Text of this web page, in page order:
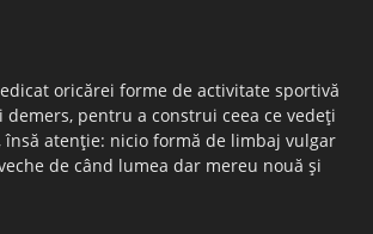
oricărei forme de activitate sportivă
pentru a construi ceea ce vedeţi
atenţie: nicio formă de limbaj vulgar
de când lumea dar mereu nouă şi